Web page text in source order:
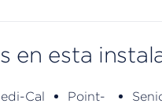
en esta
Cal
Point-